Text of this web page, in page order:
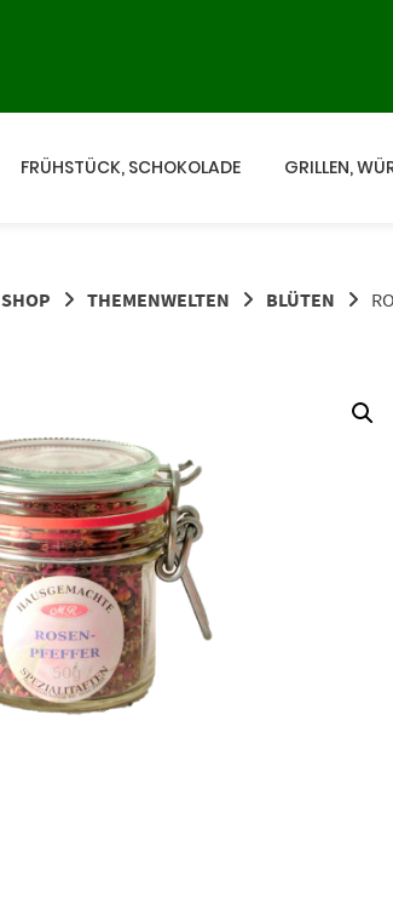
FRÜHSTÜCK, SCHOKOLADE GRILLEN,
SHOP THEMENWELTEN BLÜTEN